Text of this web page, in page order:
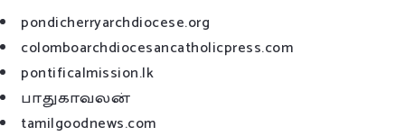
pondicherryarchdiocese.org
colomboarchdiocesancatholicpress.com
pontificalmission.lk
பாதுகாவலன்
tamilgoodnews.com